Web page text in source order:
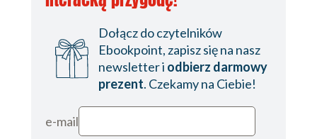
Dołącz do czytelników
Ebookpoint, zapisz się na nasz
newsletter i odbierz darmowy
prezent. Czekamy na Ciebie!
e-mail